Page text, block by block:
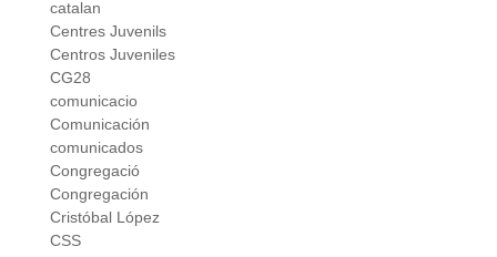
catalan
Centres Juvenils
Centros Juveniles
CG28
comunicacio
Comunicación
comunicados
Congregació
Congregación
Cristóbal López
CSS